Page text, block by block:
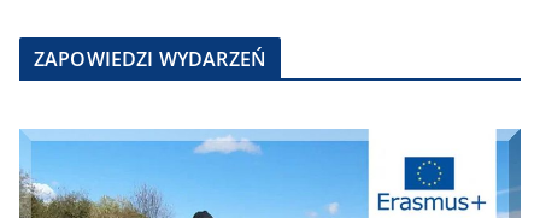
ZAPOWIEDZI WYDARZEŃ